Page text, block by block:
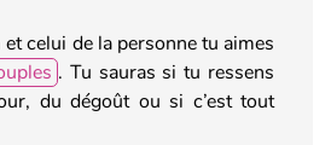
celui de la personne tu aimes
. Tu sauras si tu ressens
du dégoût ou si c’est tout